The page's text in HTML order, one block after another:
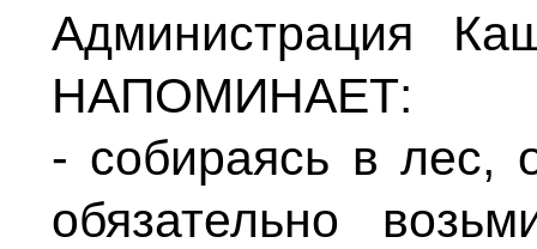
Администрация
НАПОМИНАЕТ:
- собираясь в лес,
обязательно